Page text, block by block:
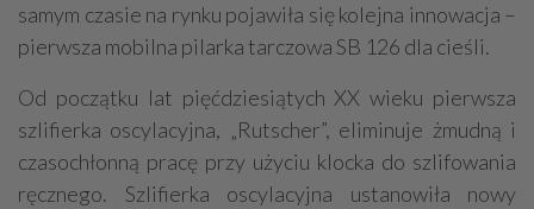
samym czasie na rynku pojawiła się kolejna innowacja –
pierwsza mobilna pilarka tarczowa SB 126 dla cieśli.
Od początku lat pięćdziesiątych XX wieku pierwsza
szlifierka oscylacyjna, „Rutscher”, eliminuje żmudną i
czasochłonną pracę przy użyciu klocka do szlifowania
ręcznego. Szlifierka oscylacyjna ustanowiła nowy